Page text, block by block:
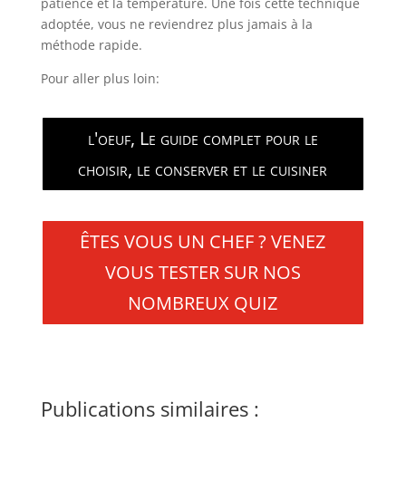
adoptée, vous ne reviendrez plus jamais à la
méthode rapide.
Pour aller plus loin:
l'oeuf, Le guide complet pour le
choisir, le conserver et le cuisiner
ÊTES VOUS UN CHEF ? VENEZ
VOUS TESTER SUR NOS
NOMBREUX QUIZ
Publications similaires :